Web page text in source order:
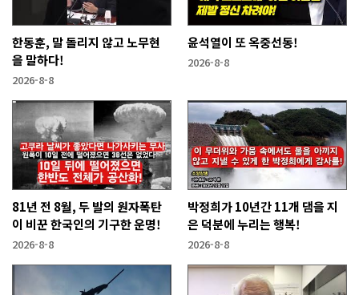
한동훈, 말 돌리지 않고 노무현
을 말하다!
2026-8-8
윤석열이 또 옥중선동!
2026-8-8
81년 전 8월, 두 발의 원자폭탄
이 비꾼 한국인의 기구한 운명!
2026-8-8
박정희가 10년간 11개 댐을 지
은 덕분에 누리는 행복!
2026-8-8